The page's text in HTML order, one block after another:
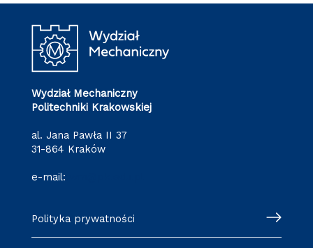
Wydział Mechaniczny
Politechniki Krakowskiej
al. Jana Pawła II 37
31-864 Kraków
e-mail:
Polityka prywatności